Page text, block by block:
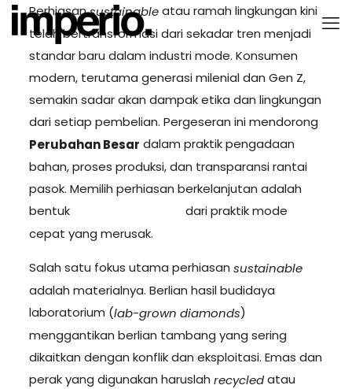
Perhiasansustainableatau ramah lingkungan kini
telah bertransformasi dari sekadar tren menjadi
standar baru dalam industri mode. Konsumen
modern, terutama generasi milenial dan Gen Z,
semakin sadar akan dampak etika dan lingkungan
dari setiap pembelian. Pergeseran ini mendorong
Perubahan Besar dalam praktik pengadaan
bahan, proses produksi, dan transparansi rantai
pasok. Memilih perhiasan berkelanjutan adalah
bentuk
dari praktik mode
cepat yang merusak.
Salah satu fokus utama perhiasan sustainable
adalah materialnya. Berlian hasil budidaya
laboratorium (lab-grown diamonds)
menggantikan berlian tambang yang sering
dikaitkan dengan konflik dan eksploitasi. Emas dan
perak yang digunakan haruslah recycledatau